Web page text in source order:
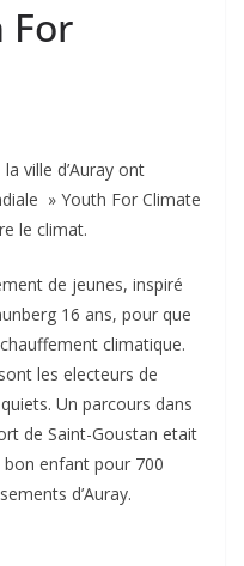
For
ville d’Auray ont
» Youth For Climate
le climat.
de jeunes, inspiré
16 ans, pour que
climatique.
les electeurs de
Un parcours dans
de Saint-Goustan etait
enfant pour 700
d’Auray.